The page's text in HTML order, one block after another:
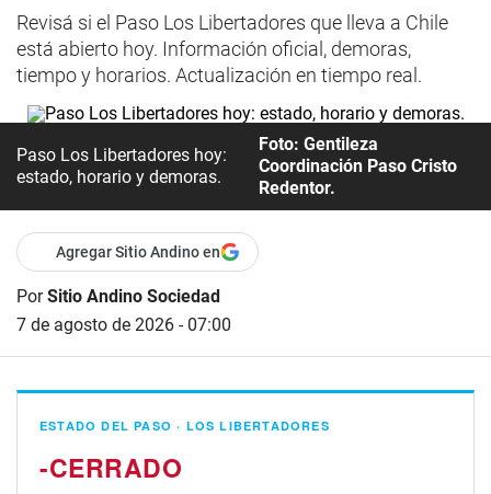
Revisá si el Paso Los Libertadores que lleva a Chile
está abierto hoy. Información oficial, demoras,
tiempo y horarios. Actualización en tiempo real.
Paso Los Libertadores hoy:
estado, horario y demoras.
Foto: Gentileza
Coordinación Paso Cristo
Redentor.
Agregar Sitio Andino en
PorSitio Andino Sociedad
7 de agosto de 2026 - 07:00
ESTADO DEL PASO · LOS LIBERTADORES
-